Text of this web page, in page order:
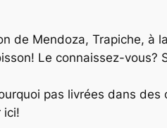
de Mendoza, Trapiche, à
Le connaissez-vous?
pas livrées dans des
ici!